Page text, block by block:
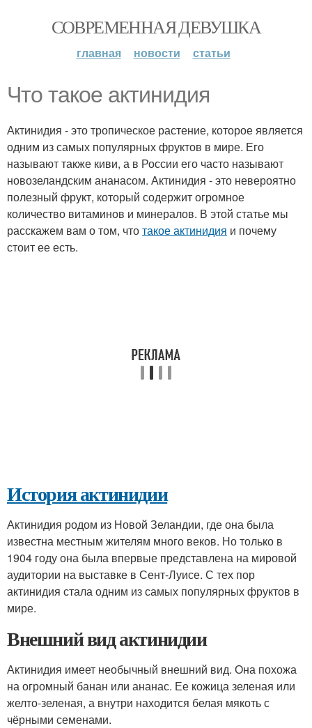
СОВРЕМЕННАЯ ДЕВУШКА
главная новости статьи
Что такое актинидия
Актинидия - это тропическое растение, которое является
одним из самых популярных фруктов в мире. Его
называют также киви, а в России его часто называют
новозеландским ананасом. Актинидия - это невероятно
полезный фрукт, который содержит огромное
количество витаминов и минералов. В этой статье мы
расскажем вам о том, чтотакое актинидия и почему
стоит ее есть.
История актинидии
Актинидия родом из Новой Зеландии, где она была
известна местным жителям много веков. Но только в
1904 году она была впервые представлена на мировой
аудитории на выставке в Сент-Луисе. С тех пор
актинидия стала одним из самых популярных фруктов в
мире.
Внешний вид актинидии
Актинидия имеет необычный внешний вид. Она похожа
на огромный банан или ананас. Ее кожица зеленая или
желто-зеленая, а внутри находится белая мякоть с
чёрными семенами.